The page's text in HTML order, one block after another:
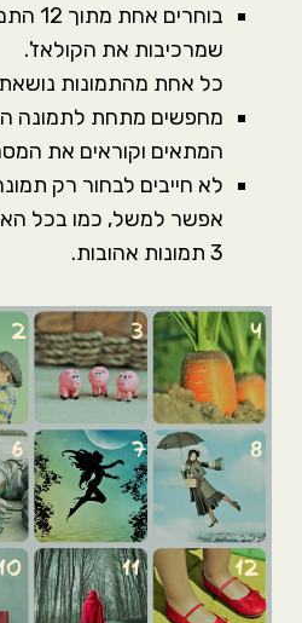
שמרכיבות את הקולאז'.
כל אחת מהתמונות
מחפשים מתחת לתמונה
המתאים וקוראים את
לא חייבים לבחור רק
אפשר למשל, כמו בכל
3 תמונות אהובות.